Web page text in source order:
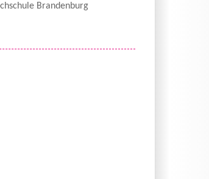
Brandenburg